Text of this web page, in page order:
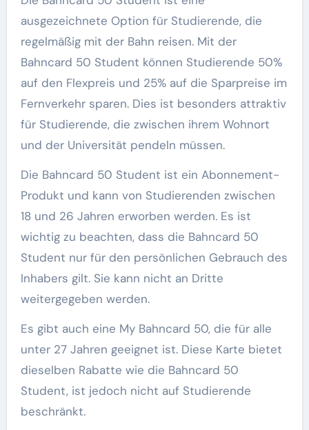
ausgezeichnete Option für Studierende, die
regelmäßig mit der Bahn reisen. Mit der
Bahncard 50 Student können Studierende 50%
auf den Flexpreis und 25% auf die Sparpreise im
Fernverkehr sparen. Dies ist besonders attraktiv
für Studierende, die zwischen ihrem Wohnort
und der Universität pendeln müssen.
Die Bahncard 50 Student ist ein Abonnement-
Produkt und kann von Studierenden zwischen
18 und 26 Jahren erworben werden. Es ist
wichtig zu beachten, dass die Bahncard 50
Student nur für den persönlichen Gebrauch des
Inhabers gilt. Sie kann nicht an Dritte
weitergegeben werden.
Es gibt auch eine My Bahncard 50, die für alle
unter 27 Jahren geeignet ist. Diese Karte bietet
dieselben Rabatte wie die Bahncard 50
Student, ist jedoch nicht auf Studierende
beschränkt.